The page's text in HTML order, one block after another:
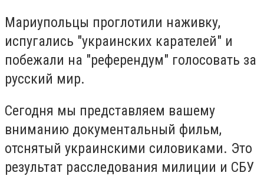
Мариупольцы проглотили наживку,
испугались "украинских карателей" и
побежали на "референдум" голосовать за
русский мир.
Сегодня мы представляем вашему
вниманию документальный фильм,
отснятый украинскими силовиками. Это
результат расследования милиции и СБУ